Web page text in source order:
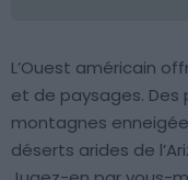
L’Ouest américain
et de paysages. Des
montagnes
déserts arides de